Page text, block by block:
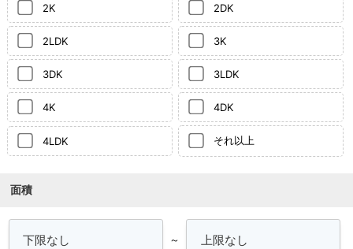
2K 2DK
2LDK 3K
3DK 3LDK
4K 4DK
4LDK それ以上
面積
～